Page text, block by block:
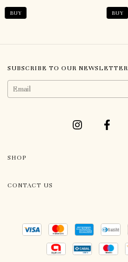
BUY BUY
SUBSCRIBE TO OUR NEWSLETTER
SHOP
CONTACT US